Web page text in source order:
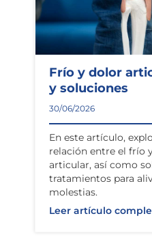
Frío y dolor
y soluciones
30/06/2026
En este artículo,
relación entre el frío
articular, así como
tratamientos para
molestias.
Leer artículo